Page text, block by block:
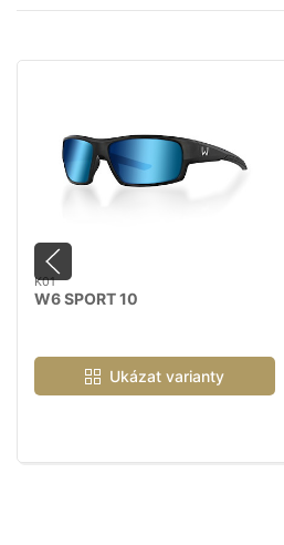
K01
W6 SPORT 10
Ukázat varianty